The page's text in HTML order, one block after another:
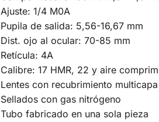
Ajuste: 1/4 M0A
Pupila de salida: 5,56-16,67 mm
Dist. ojo al ocular: 70-85 mm
Retícula: 4A
Calibre: 17 HMR, 22 y aire
Lentes con recubrimiento multicapa
Sellados con gas nitrógeno
Tubo fabricado en una sola pieza